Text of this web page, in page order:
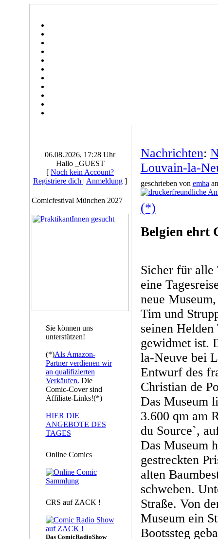
06.08.2026, 17:28 Uhr
Hallo _GUEST
[ Noch kein Account?
Registriere dich | Anmeldung ]
Comicfestival München 2027
Sie können uns
unterstützen!
(*)Als Amazon-
Partner verdienen wir
an qualifizierten
Verkäufen. Die
Comic-Cover sind
Affiliate-Links!(*)
HIER DIE
ANGEBOTE DES
TAGES
Online Comics
CRS auf ZACK !
Das ComicRadioShow
Nachrichten:
Louvain-la-
geschrieben von emha
(*)
Belgien ehrt
Sicher für alle
eine
neue
Tim und
seinen
gewidmet ist.
la-Neuve bei
Entwurf des
Christian de
Das Museum
3.600 qm am
du Source`,
Das Museum
gestreckten
alten
schweben.
Straße. Von
Museum ein
Bootssteg